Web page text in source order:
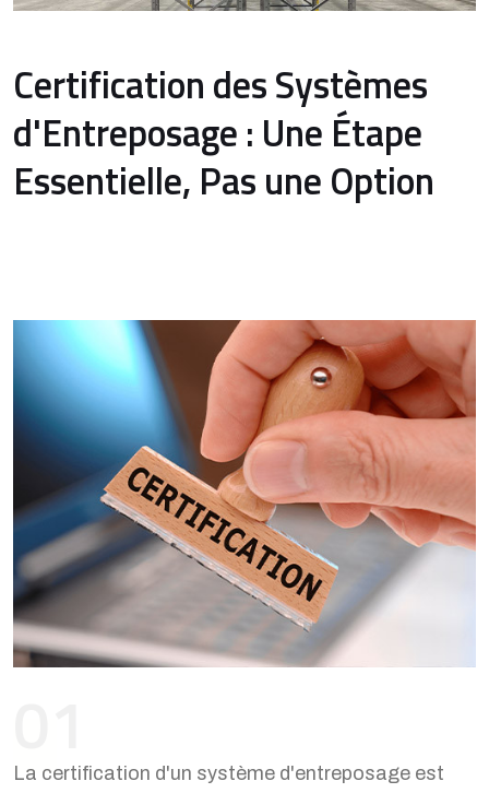
Certification des Systèmes
d'Entreposage : Une Étape
Essentielle, Pas une Option
La certification d'un système d'entreposage est